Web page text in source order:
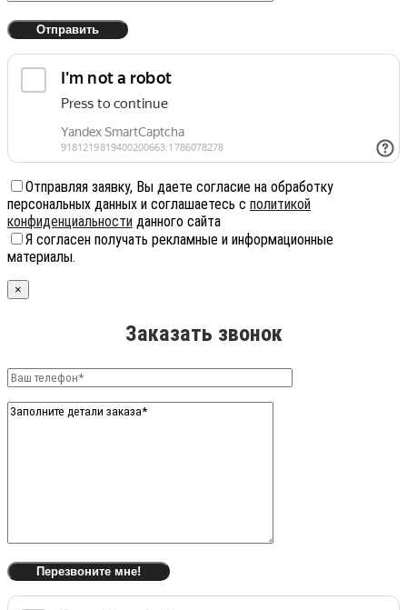
Отправляя заявку, Вы даете согласие на обработку
персональных данных и соглашаетесь с политикой
конфиденциальности данного сайта
Я согласен получать рекламные и информационные
материалы.
×
Заказать звонок